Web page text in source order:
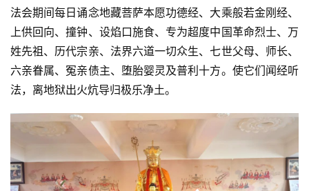
法会期间每日诵念地藏菩萨本愿功德经、大乘般若金刚经、
上供回向、撞钟、设焰口施食、专为超度中国革命烈士、万
姓先祖、历代宗亲、法界六道一切众生、七世父母、师长、
六亲眷属、冤亲债主、堕胎婴灵及普利十方。使它们闻经听
法，离地狱出火炕导归极乐净土。